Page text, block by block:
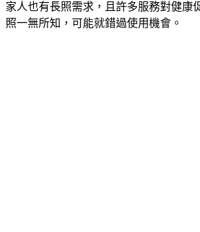
家人也有長照需求，且許多服務對健康
照一無所知，可能就錯過使用機會。